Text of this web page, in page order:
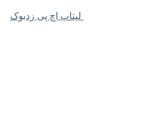
لپتاپ اچ پی زدبوک